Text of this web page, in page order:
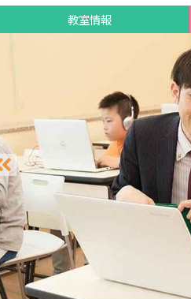
教室情報